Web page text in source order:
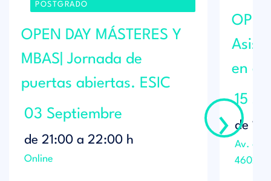
POSTGRADO
OPEN DAY MÁSTERES Y
MBAS| Jornada de
puertas abiertas. ESIC
03 Septiembre
de 21:00 a 22:00 h
Online
en el
15
de
Av. de
46021
›